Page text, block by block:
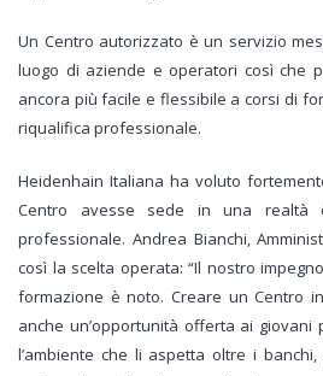
Un Centro autorizzato è un servizio
luogo di aziende e operatori così che
ancora più facile e flessibile a corsi di
riqualifica professionale.
Heidenhain Italiana ha voluto
Centro avesse sede in una realtà
professionale. Andrea Bianchi,
così la scelta operata: “Il nostro
formazione è noto. Creare un Centro
anche un’opportunità offerta ai
l’ambiente che li aspetta oltre i